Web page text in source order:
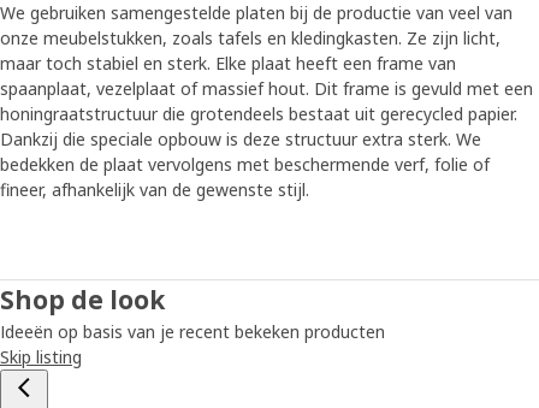
We gebruiken samengestelde platen bij de productie van veel van
onze meubelstukken, zoals tafels en kledingkasten. Ze zijn licht,
maar toch stabiel en sterk. Elke plaat heeft een frame van
spaanplaat, vezelplaat of massief hout. Dit frame is gevuld met een
honingraatstructuur die grotendeels bestaat uit gerecycled papier.
Dankzij die speciale opbouw is deze structuur extra sterk. We
bedekken de plaat vervolgens met beschermende verf, folie of
fineer, afhankelijk van de gewenste stijl.
Shop de look
Ideeën op basis van je recent bekeken producten
Skip listing